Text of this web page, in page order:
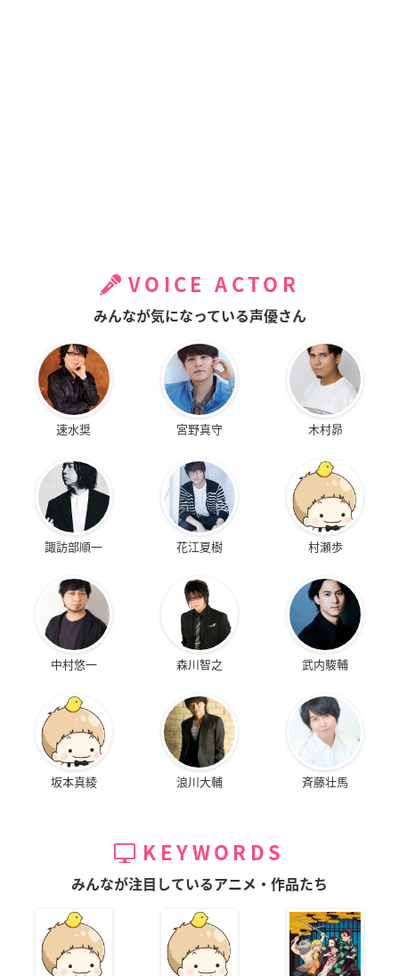
VOICE ACTOR
みんなが気になっている声優さん
速水奨 宮野真守 木村昴
諏訪部順一 花江夏樹 村瀬歩
中村悠一 森川智之 武内駿輔
坂本真綾 浪川大輔 斉藤壮馬
KEYWORDS
みんなが注目しているアニメ・作品たち